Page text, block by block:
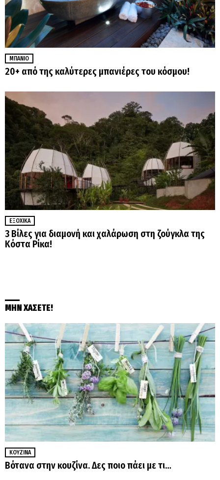
ΜΠΆΝΙΟ
20+ από της καλύτερες μπανιέρες του κόσμου!
ΕΞΟΧΙΚΆ
3 Βίλες για διαμονή και χαλάρωση στη ζούγκλα της
Κόστα Ρίκα!
ΜΗΝ ΧΑΣΕΤΕ!
ΚΟΥΖΊΝΑ
Βότανα στην κουζίνα. Δες ποιο πάει με τι…